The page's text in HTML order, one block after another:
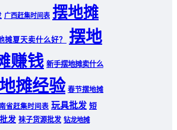
广西赶集时间表 摆地摊
摊夏天卖什么好？ 摆地
赚钱 新手摆地摊卖什么
摊经验 春节摆地摊
省赶集时间表 玩具批发 短
发 袜子货源批发 钻龙地摊